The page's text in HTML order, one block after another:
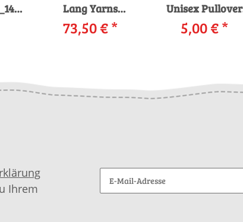
Lang Yarns
Fortuna DAN mit
Anleitung in
73,50 €*
Unisex Pullover
282_07
LANGYARNS Muse
5,00 €*
Ihrem